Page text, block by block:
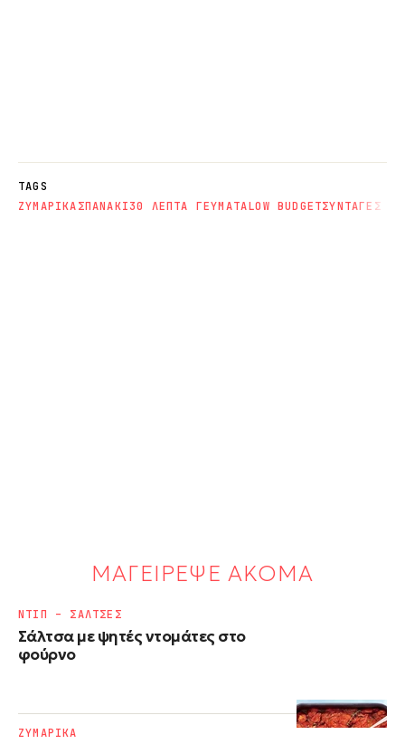
TAGS
ΖΥΜΑΡΙΚΑΣΠΑΝΑΚΙ30 ΛΕΠΤΑ ΓΕΥΜΑΤΑLOW BUDGETΣΥΝΤΑΓΕΣ
ΜΑΓΕΙΡΕΨΕ ΑΚΟΜΑ
Σάλτσα με ψητές ντομάτες στο
φούρνο
ΝΤΙΠ – ΣΑΛΤΣΕΣ
ΖΥΜΑΡΙΚΑ